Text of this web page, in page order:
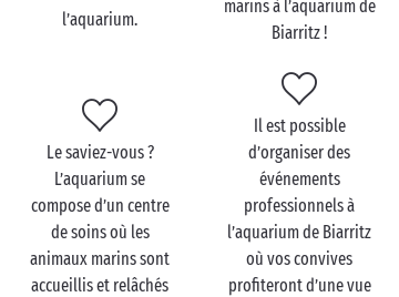
visiter, nous croiriez-vous ? C’est pourtant la vérité !
L’aquarium de Biarritz vous fait découvrir de fond en
comble la vie sous-marine de l’
Atlantiqueet de la
zone Indo-Pacifique. Il y a de quoi émerveiller plus
d’un enfant lors de votre séjour en camping
en famille! Méduses, murènes, poulpes, tortues,
phoques, … Ce sera l’occasion parfaite pour
contempler des animaux marins.
l’aquarium.
marins à l’aquarium de
Biarritz !
Le saviez-vous ?
L’aquarium se
compose d’un centre
de soins où les
animaux marins sont
accueillis et relâchés
Il est possible
d’organiser des
événements
professionnels à
l’aquarium de Biarritz
où vos convives
profiteront d’une vue